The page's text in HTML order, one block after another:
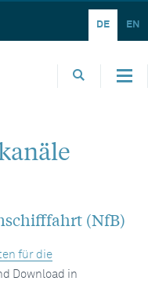
DE EN
(NfB)
für die
Download in